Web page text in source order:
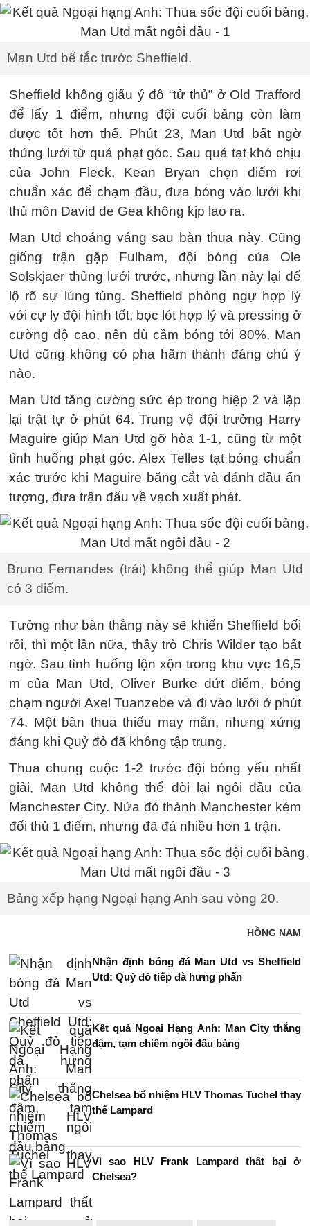
Man Utd bế tắc trước Sheffield.
Sheffield không giấu ý đồ “tử thủ” ở Old Trafford
để lấy 1 điểm, nhưng đội cuối bảng còn làm
được tốt hơn thế. Phút 23, Man Utd bất ngờ
thủng lưới từ quả phạt góc. Sau quả tạt khó chịu
của John Fleck, Kean Bryan chọn điểm rơi
chuẩn xác để chạm đầu, đưa bóng vào lưới khi
thủ môn David de Gea không kịp lao ra.
Man Utd choáng váng sau bàn thua này. Cũng
giống trận gặp Fulham, đội bóng của Ole
Solskjaer thủng lưới trước, nhưng lần này lại để
lộ rõ sự lúng túng. Sheffield phòng ngự hợp lý
với cự ly đội hình tốt, bọc lót hợp lý và pressing ở
cường độ cao, nên dù cầm bóng tới 80%, Man
Utd cũng không có pha hãm thành đáng chú ý
nào.
Man Utd tăng cường sức ép trong hiệp 2 và lặp
lại trật tự ở phút 64. Trung vệ đội trưởng Harry
Maguire giúp Man Utd gỡ hòa 1-1, cũng từ một
tình huống phạt góc. Alex Telles tạt bóng chuẩn
xác trước khi Maguire băng cắt và đánh đầu ấn
tượng, đưa trận đấu về vạch xuất phát.
Bruno Fernandes (trái) không thể giúp Man Utd
có 3 điểm.
Tưởng như bàn thắng này sẽ khiến Sheffield bối
rối, thì một lần nữa, thầy trò Chris Wilder tạo bất
ngờ. Sau tình huống lộn xộn trong khu vực 16,5
m của Man Utd, Oliver Burke dứt điểm, bóng
chạm người Axel Tuanzebe và đi vào lưới ở phút
74. Một bàn thua thiếu may mắn, nhưng xứng
đáng khi Quỷ đỏ đã không tập trung.
Thua chung cuộc 1-2 trước đội bóng yếu nhất
giải, Man Utd không thể đòi lại ngôi đầu của
Manchester City. Nửa đỏ thành Manchester kém
đối thủ 1 điểm, nhưng đã đá nhiều hơn 1 trận.
Bảng xếp hạng Ngoại hạng Anh sau vòng 20.
HỒNG NAM
Nhận định bóng đá Man Utd vs Sheffield
Utd: Quỷ đỏ tiếp đà hưng phấn
Kết quả Ngoại Hạng Anh: Man City thắng
đậm, tạm chiếm ngôi đầu bảng
Chelsea bổ nhiệm HLV Thomas Tuchel thay
thế Lampard
Vì sao HLV Frank Lampard thất bại ở
Chelsea?